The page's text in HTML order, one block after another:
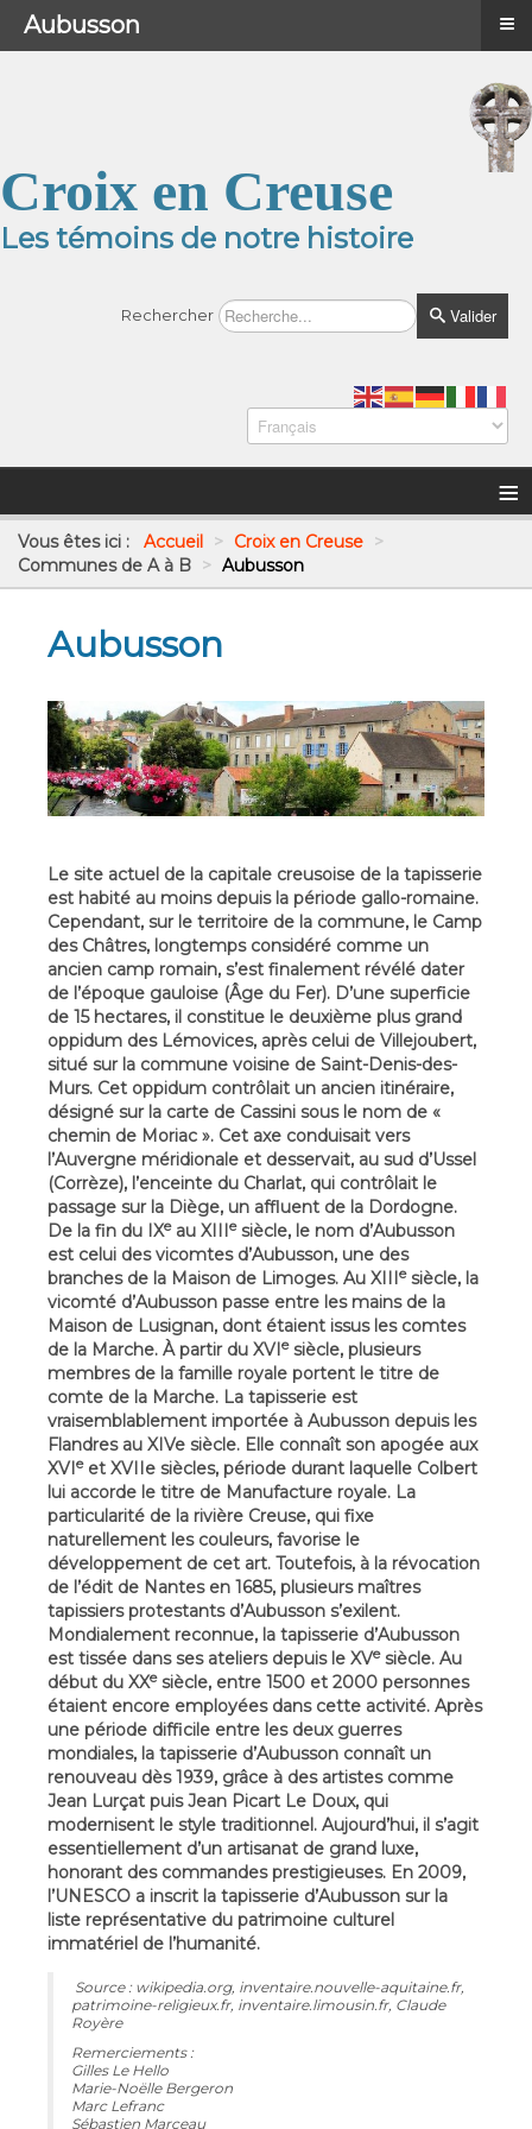
Croix en Creuse
Les témoins de notre histoire
Rechercher Valider
≡
Vous êtes ici : Accueil > Croix en Creuse >
Communes de A à B > Aubusson
Aubusson
Le site actuel de la capitale creusoise de la tapisserie
est habité au moins depuis la période gallo-romaine.
Cependant, sur le territoire de la commune, le Camp
des Châtres, longtemps considéré comme un
ancien camp romain, s’est finalement révélé dater
de l’époque gauloise (Âge du Fer). D’une superficie
de 15 hectares, il constitue le deuxième plus grand
oppidum des Lémovices, après celui de Villejoubert,
situé sur la commune voisine de Saint-Denis-des-
Murs. Cet oppidum contrôlait un ancien itinéraire,
désigné sur la carte de Cassini sous le nom de «
chemin de Moriac ». Cet axe conduisait vers
l’Auvergne méridionale et desservait, au sud d’Ussel
(Corrèze), l’enceinte du Charlat, qui contrôlait le
passage sur la Diège, un affluent de la Dordogne.
De la fin du IXeau XIII esiècle, le nom d’Aubusson
est celui des vicomtes d’Aubusson, une des
branches de la Maison de Limoges. Au XIII
esiècle, la
vicomté d’Aubusson passe entre les mains de la
Maison de Lusignan, dont étaient issus les comtes
de la Marche. À partir du XVI esiècle, plusieurs
membres de la famille royale portent le titre de
comte de la Marche. La tapisserie est
vraisemblablement importée à Aubusson depuis les
Flandres au XIVe siècle. Elle connaît son apogée aux
XVI eet XVIIe siècles, période durant laquelle Colbert
lui accorde le titre de Manufacture royale. La
particularité de la rivière Creuse, qui fixe
naturellement les couleurs, favorise le
développement de cet art. Toutefois, à la révocation
de l’édit de Nantes en 1685, plusieurs maîtres
tapissiers protestants d’Aubusson s’exilent.
Mondialement reconnue, la tapisserie d’Aubusson
est tissée dans ses ateliers depuis le XVesiècle. Au
début du XXesiècle, entre 1500 et 2000 personnes
étaient encore employées dans cette activité. Après
une période difficile entre les deux guerres
mondiales, la tapisserie d’Aubusson connaît un
renouveau dès 1939, grâce à des artistes comme
Jean Lurçat puis Jean Picart Le Doux, qui
modernisent le style traditionnel. Aujourd’hui, il s’agit
essentiellement d’un artisanat de grand luxe,
honorant des commandes prestigieuses. En 2009,
l’UNESCO a inscrit la tapisserie d’Aubusson sur la
liste représentative du patrimoine culturel
immatériel de l’humanité.
Source : wikipedia.org, inventaire.nouvelle-aquitaine.fr,
patrimoine-religieux.fr, inventaire.limousin.fr, Claude
Royère
Remerciements :
Gilles Le Hello
Marie-Noëlle Bergeron
Marc Lefranc
Sébastien Marceau
Menu ≡
Aubusson ≡